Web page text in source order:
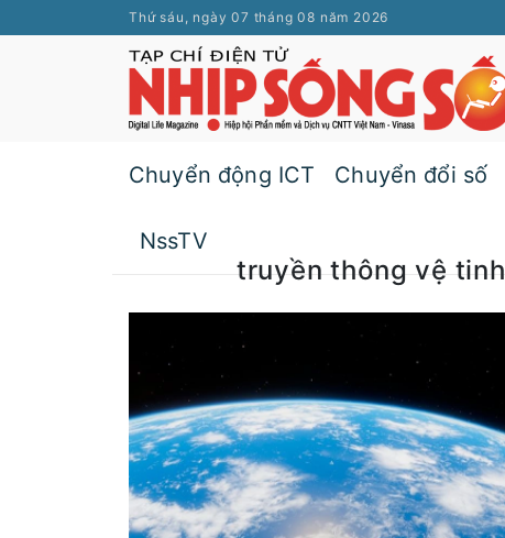
Thứ sáu, ngày 07 tháng 08 năm 2026
Chuyển động ICT Chuyển đổi số
NssTV
truyền thông vệ tinh